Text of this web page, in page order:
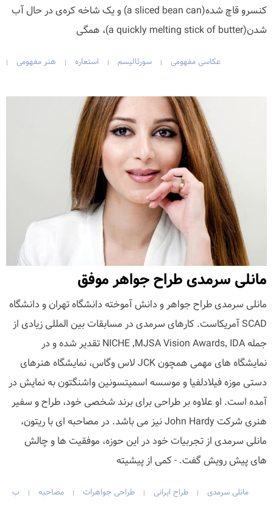
کنسرو قاچ شده(a sliced bean can) و یک شاخه کره‌ی در حال آب
شدن(a quickly melting stick of butter)، همگی
عکاسی مفهومی | سورئالیسم | استعاره | هنر مفهومی |
مانلی سرمدی طراح جواهر موفق
مانلی سرمدی طراح جواهر و دانش آموخته دانشگاه تهران و دانشگاه
SCAD آمریکاست. کارهای سرمدی در مسابقات بین المللی زیادی از
جمله IDA ٬MJSA Vision Awards٬ NICHE تقدیر شده و در
نمایشگاه های مهمی همچون JCK لاس وگاس، نمایشگاه هنرهای
دستی موزه فیلادلفیا و موسسه اسمیتسونین واشنگتون به نمایش در
آمده است. او علاوه بر طراحی برای برند شخصی خود، طراح و سفیر
هنری شرکت John Hardy نیز می باشد. در مصاحبه ای با ریتون،
مانلی سرمدی از تجربیات خود در این حوزه، موفقیت ها و چالش
های پیش رویش گفت. - کمی از پیشیته
مانلی سرمدی | طراح ایرانی | طراحی جواهرات | مصاحبه | ب